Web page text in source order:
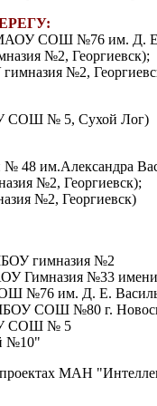
СОШ №76 им. Д.
№2, Георгиевск);
№2,
СОШ № 5, Сухой Лог)
им.Александра
№2, Георгиевск);
№2, Георгиевск)
гимназия №2
Гимназия №33
№76 им. Д. Е.
СОШ №80 г.
СОШ № 5
№10"
МАН